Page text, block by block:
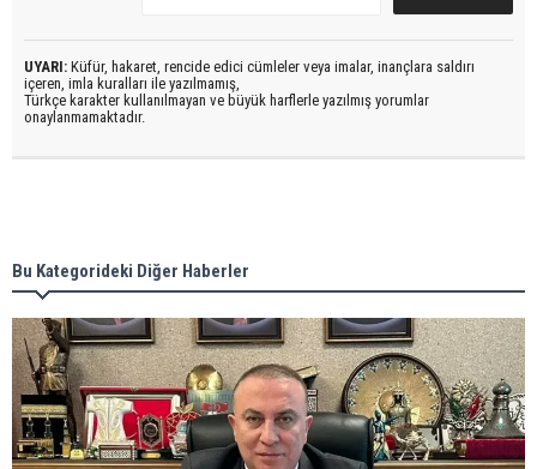
UYARI: Küfür, hakaret, rencide edici cümleler veya imalar, inançlara saldırı
içeren, imla kuralları ile yazılmamış,
Türkçe karakter kullanılmayan ve büyük harflerle yazılmış yorumlar
onaylanmamaktadır.
Bu Kategorideki Diğer Haberler